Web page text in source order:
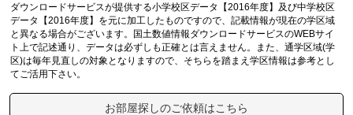
ダウンロードサービスが提供する小学校区データ【2016年度】及び中学校区
データ【2016年度】を元に加工したものですので、記載情報が現在の学区域
と異なる場合がございます。国土数値情報ダウンロードサービスのWEBサイ
ト上で記述通り、データは必ずしも正確とは言えません。また、通学区域(学
区)は毎年見直しの対象となりますので、そちらを踏まえ学区情報は参考とし
てご活用下さい。
お部屋探しのご依頼はこちら